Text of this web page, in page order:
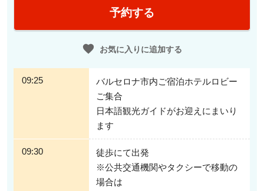
日本語で何でも相談OK！旅に役立つ情報をおつたえします
日におすすめツアー！これで翌日からの市内の移動は完全マスターです♪スペ
イン語が飛び交う街中でも日本語で質問できるのは、とっても心強いポイン
ト。スペイン在住ガイドがお供いたしますので、最新のローカル情報や現地面
白話しなど大満喫の3時間をお過ごしいただけます。
予約する
お気に入りに追加する
09:25
バルセロナ市内ご宿泊ホテルロビー
ご集合
日本語観光ガイドがお迎えにまいり
ます
09:30
徒歩にて出発
※公共交通機関やタクシーで移動の
場合は